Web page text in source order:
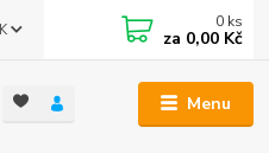
Menu
0 ks
za 0,00 Kč